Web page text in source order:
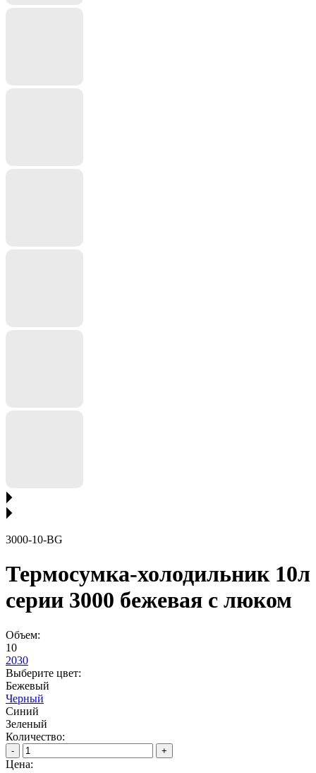
3000-10-BG
Термосумка-холодильник 10л
серии 3000 бежевая с люком
Объем:
10
2030
Выберите цвет:
Бежевый
Черный
Синий
Зеленый
Количество:
- +
Цена: